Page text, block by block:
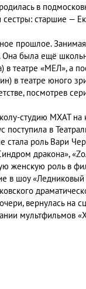
в
сестры: старшие —
прошлое.
Она была ещё
в театре «МЕЛ», а
в театре юного
посмотрев
студию МХАТ на
поступила в
стала роль Вари
дракона»,
женскую роль в
в шоу
вернулась на
мультфильмов